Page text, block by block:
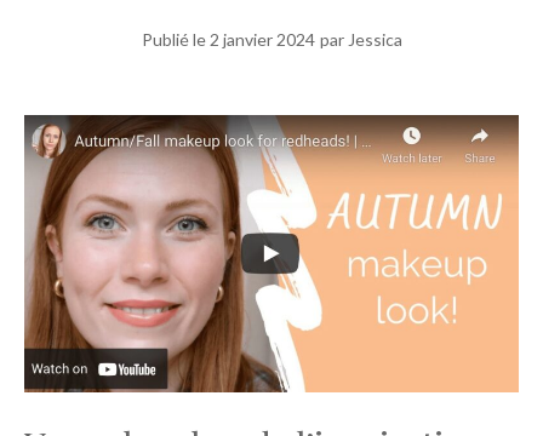
Publié le 2 janvier 2024 par Jessica